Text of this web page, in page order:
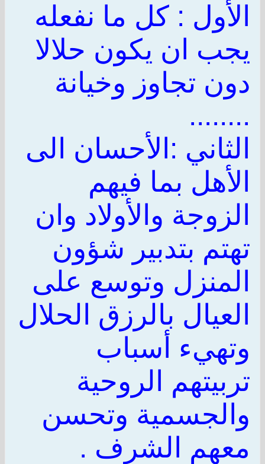
الأول : كل ما نفعله
يجب ان يكون حلالا
دون تجاوز وخيانة
........
الثاني :الأحسان الى
الأهل بما فيهم
الزوجة والأولاد وان
تهتم بتدبير شؤون
المنزل وتوسع على
العيال بالرزق الحلال
وتهيء أسباب
تربيتهم الروحية
والجسمية وتحسن
معهم الشرف .